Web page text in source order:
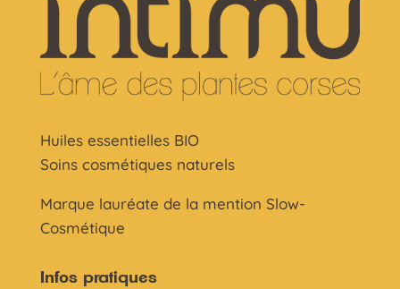
Huiles essentielles BIO
Soins cosmétiques naturels
Marque lauréate de la mention Slow-
Cosmétique
Infos pratiques